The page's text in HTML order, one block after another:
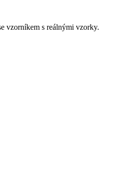
vzorníkem s reálnými vzorky.